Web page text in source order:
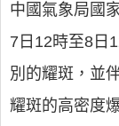
中國氣象局國
7日12時至8日
別的耀斑，並
耀斑的高密度